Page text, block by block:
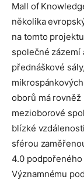
Mall of
několika
na tomto
společné zázemí
přednáškové
oborů má
mezioborové
blízké
sférou
4.0
Významnému